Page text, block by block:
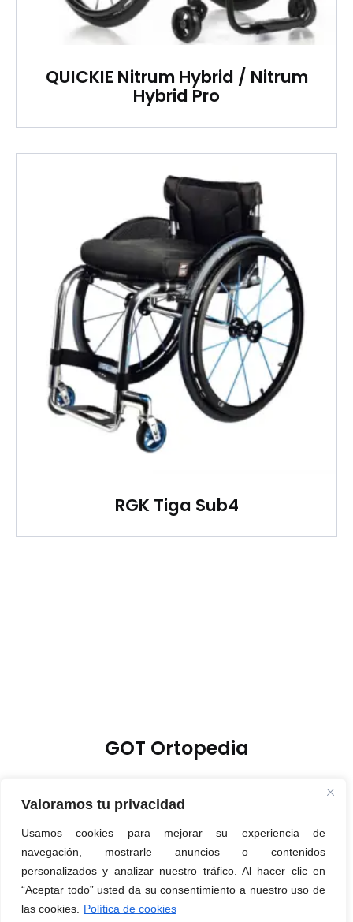
Valoramos tu privacidad
Usamos cookies para mejorar su experiencia de
navegación, mostrarle anuncios o contenidos
personalizados y analizar nuestro tráfico. Al hacer clic en
“Aceptar todo” usted da su consentimiento a nuestro uso de
las cookies.
Política de cookies
QUICKIE Nitrum Hybrid / Nitrum
Hybrid Pro
RGK Tiga Sub4
GOT Ortopedia
Política de Privacidad
Política de Cookies
Aviso Legal
© 2026 GOT Ortopedia. Created for free using WordPress and